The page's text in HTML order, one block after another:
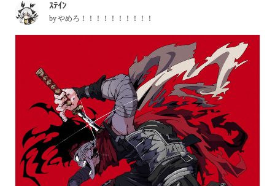
ｽﾃｲﾝ
byやめろ！！！！！！！！！！